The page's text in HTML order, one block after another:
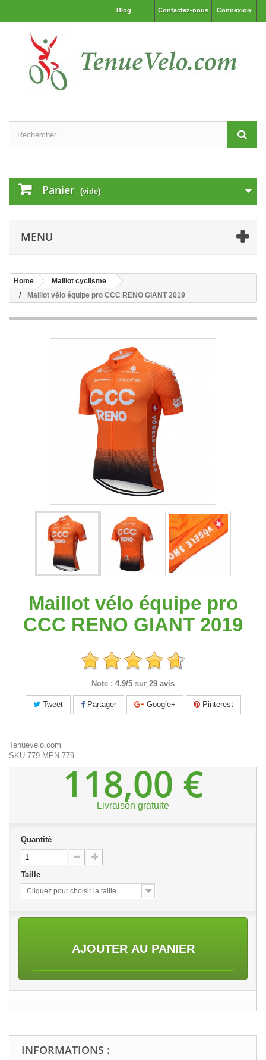
Connexion
Contactez-nous
Blog
Panier (vide)
MENU
Home
Maillot cyclisme
Maillot vélo équipe pro CCC RENO GIANT 2019
Maillot vélo équipe pro
CCC RENO GIANT 2019
Note : 4.9/5 sur 29 avis
Tweet Partager Google+ Pinterest
Tenuevelo.com
SKU-779 MPN-779
118,00 €
Livraison gratuite
Quantité
Taille
Cliquez pour choisir la taille
AJOUTER AU PANIER
INFORMATIONS :